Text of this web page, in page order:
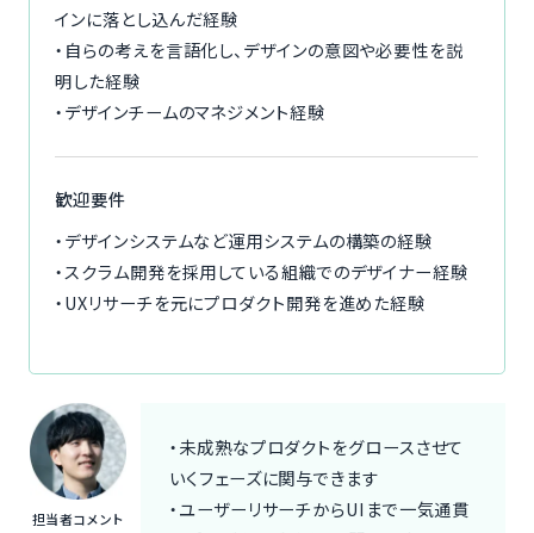
インに落とし込んだ経験
・自らの考えを言語化し、デザインの意図や必要性を説
明した経験
・デザインチームのマネジメント経験
歓迎要件
・デザインシステムなど運用システムの構築の経験
・スクラム開発を採用している組織でのデザイナー経験
・UXリサーチを元にプロダクト開発を進めた経験
担当者コメント
・未成熟なプロダクトをグロースさせて
いくフェーズに関与できます
・ユーザーリサーチからUIまで一気通貫